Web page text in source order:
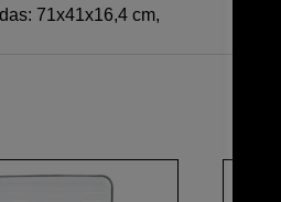
71x41x16,4 cm,